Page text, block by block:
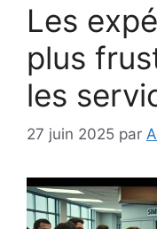
Les
plus
les
27 juin 2025 par